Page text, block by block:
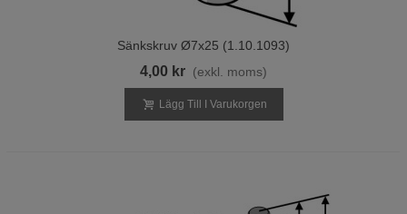
Sänkskruv Ø7x25 (1.10.1093)
4,00 kr (exkl. moms)
Lägg Till I Varukorgen